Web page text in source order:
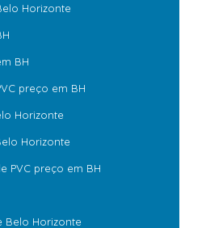
Horizonte
BH
preço em BH
Horizonte
Horizonte
PVC preço em BH
Belo Horizonte